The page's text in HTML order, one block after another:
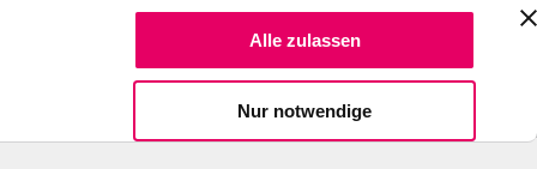
Alle zulassen
Nur notwendige
Spendiere einen Kaffee
Suche